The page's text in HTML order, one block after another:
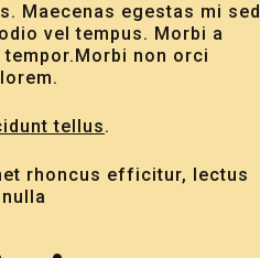
Maecenas egestas mi sed
vel tempus. Morbi a
non orci
tellus.
rhoncus efficitur, lectus